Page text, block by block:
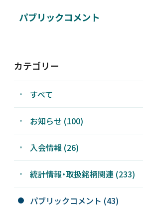
パブリックコメント
カテゴリー
すべて
お知らせ (100)
入会情報 (26)
統計情報・取扱銘柄関連 (233)
パブリックコメント (43)